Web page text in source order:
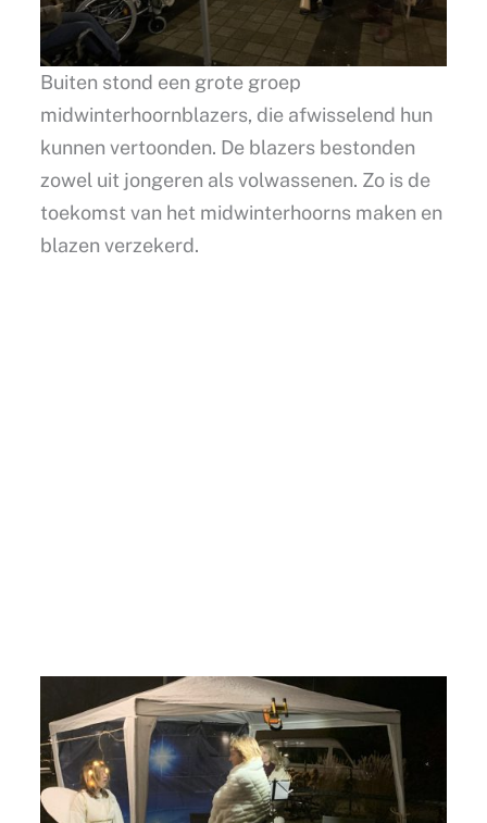
Buiten stond een grote groep
midwinterhoornblazers, die afwisselend hun
kunnen vertoonden. De blazers bestonden
zowel uit jongeren als volwassenen. Zo is de
toekomst van het midwinterhoorns maken en
blazen verzekerd.